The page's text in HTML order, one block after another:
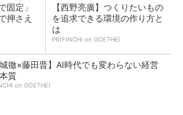
固定」
押さえ
【西野亮廣】つくりたいもの
を追求できる環境の作り方と
は
PR(FINCHI on GOETHE)
城徹×藤田晋】AI時代でも変わらない経営
質
on GOETHE)